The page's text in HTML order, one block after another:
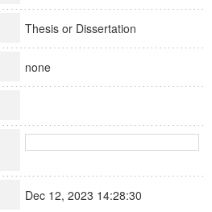
Thesis or Dissertation
none
Dec 12, 2023 14:28:30